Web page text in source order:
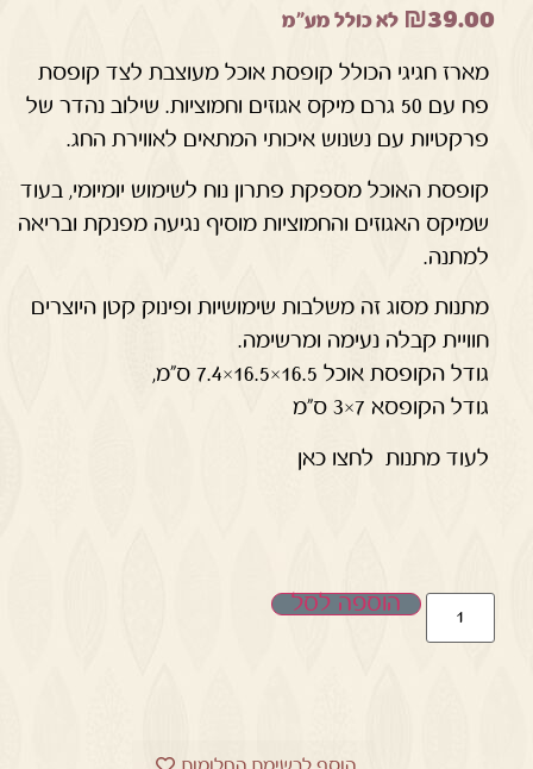
₪39.00 לא כולל מע"מ
מארז חגיגי הכולל קופסת אוכל מעוצבת לצד קופסת
פח עם 50 גרם מיקס אגוזים וחמוציות. שילוב נהדר של
פרקטיות עם נשנוש איכותי המתאים לאווירת החג.
קופסת האוכל מספקת פתרון נוח לשימוש יומיומי, בעוד
שמיקס האגוזים והחמוציות מוסיף נגיעה מפנקת ובריאה
למתנה.
מתנות מסוג זה משלבות שימושיות ופינוק קטן היוצרים
חוויית קבלה נעימה ומרשימה.
גודל הקופסת אוכל 16.5×16.5×7.4 ס"מ,
גודל הקופסא 7×3 ס"מ
לעוד מתנות לחצו כאן
הוספה לסל